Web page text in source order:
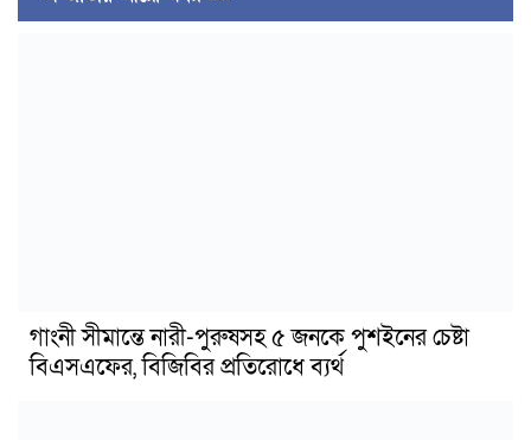
গাংনী সীমান্তে নারী-পুরুষসহ ৫ জনকে পুশইনের চেষ্টা
বিএসএফের, বিজিবির প্রতিরোধে ব্যর্থ